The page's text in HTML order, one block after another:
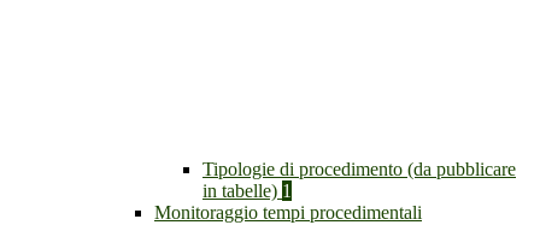
Tipologie di procedimento (da pubblicare
in tabelle) 1
Monitoraggio tempi procedimentali